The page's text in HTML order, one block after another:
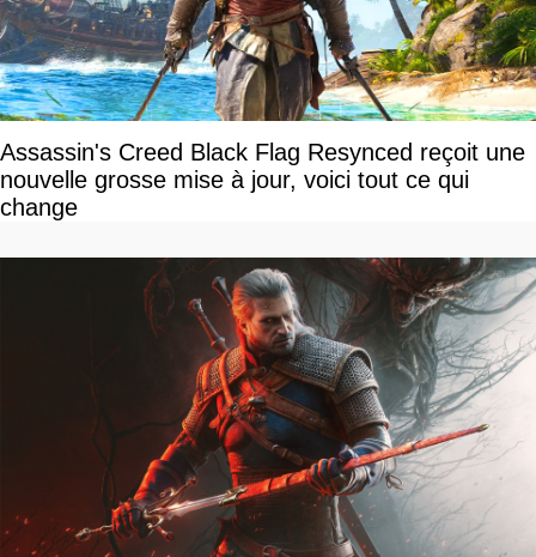
Assassin's Creed Black Flag Resynced reçoit une
nouvelle grosse mise à jour, voici tout ce qui
change